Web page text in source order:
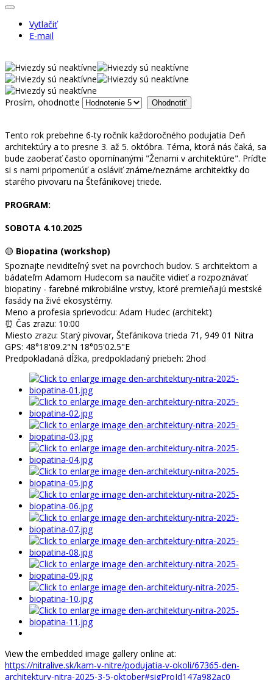
Vytlačiť
E-mail
Prosím, ohodnoťte
Tento rok prebehne 6-ty ročník každoročného podujatia Deň
architektúry a to presne 3. až 5. októbra. Téma, ktorá nás čaká, sa
bude zaoberať často opomínanými "Ženami v architektúre". Príďte
si s nami pripomenúť a osláviť známe/neznáme architektky do
starého pivovaru na Štefánikovej triede.
PROGRAM:
SOBOTA 4.10.2025
🟡 Biopatina (workshop)
Spoznajte neviditeľný svet na povrchoch budov. S architektom a
bádateľm Adamom Hudecom sa naučíte vidieť a rozpoznávať
biopatiny - farebné mikrobiálne vrstvy, ktoré premieňajú mestské
fasády na živé ekosystémy.
Meno a profesia sprievodcu: Adam Hudec (architekt)
⏰ Čas zrazu: 10:00
Miesto zrazu: Starý pivovar, Štefánikova trieda 71, 949 01 Nitra
GPS: 48°18'09.2"N 18°05'02.5"E
Predpokladaná dĺžka, predpokladaný priebeh: 2hod
View the embedded image gallery online at:
https://nitralive.sk/kam-v-nitre/podujatia-v-okoli/67365-den-
architektury-nitra-2025-3-5-oktober#sigProId147a982ac0